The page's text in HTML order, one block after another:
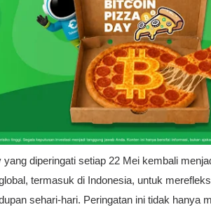
yang diperingati setiap 22 Mei kembali
termasuk di Indonesia, untuk
sehari-hari. Peringatan ini tidak hanya